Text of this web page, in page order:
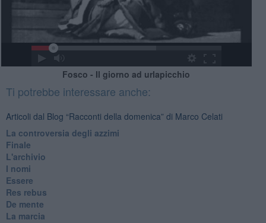
Fosco - Il giorno ad urlapicchio
Ti potrebbe interessare anche:
Articoli dal Blog “Racconti della domenica” di Marco Celati
La controversia degli azzimi
Finale
L'archivio
I nomi
Essere
Res rebus
De mente
La marcia